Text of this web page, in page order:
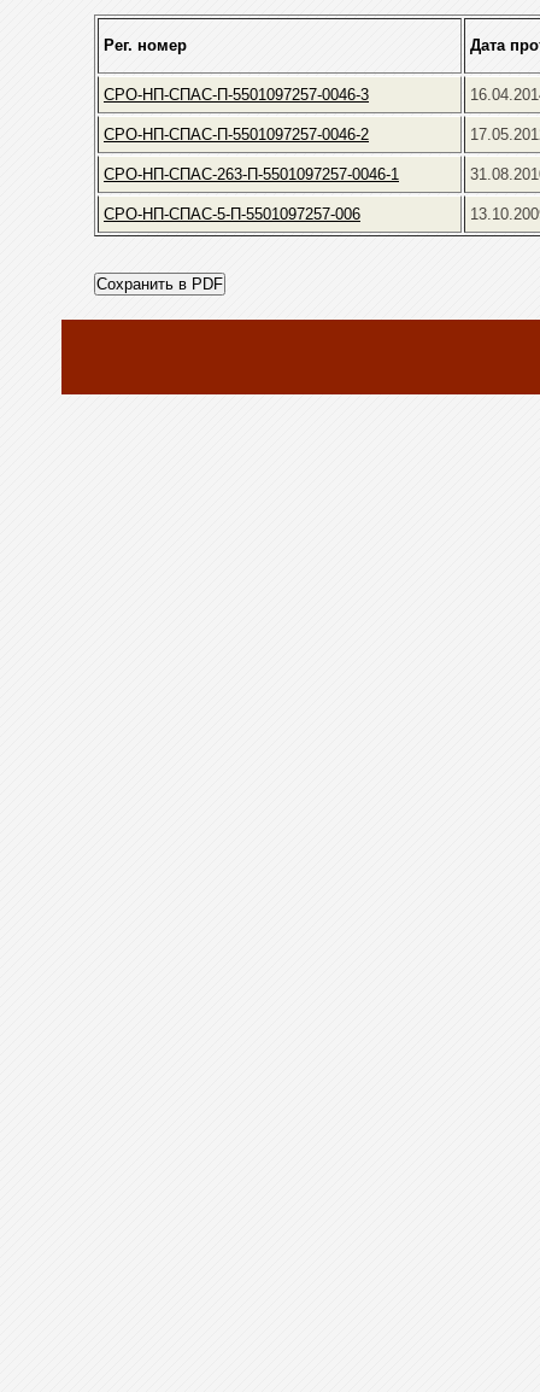
Рег. номер Дата
СРО-НП-СПАС-П-5501097257-0046-3
СРО-НП-СПАС-П-5501097257-0046-2
СРО-НП-СПАС-263-П-5501097257-0046-1
СРО-НП-СПАС-5-П-5501097257-006